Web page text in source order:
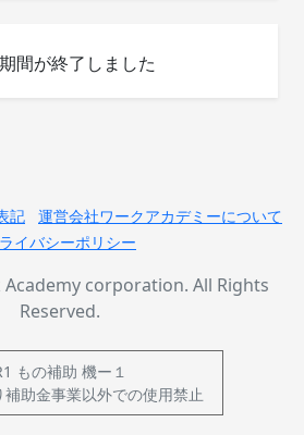
間が終了しました
記
運営会社ワークアカデミーについて
イバシーポリシー
corporation. All Rights
Reserved.
もの補助 機ー１
助金事業以外での使用禁止